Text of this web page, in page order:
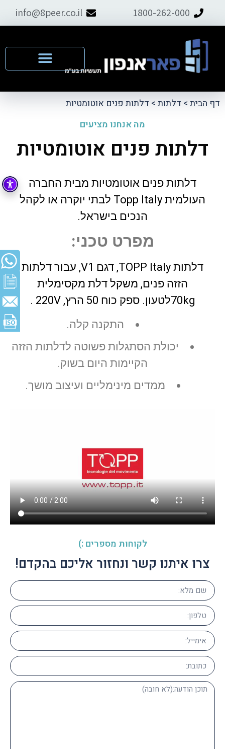
1800-262-000
info@8peer.co.il
דף הבית> דלתות> דלתות פנים אוטומטיות
מה אנחנו מציעים
דלתות פנים אוטומטיות
דלתות פנים אוטומטיות מבית החברה
העולמית Topp Italy לבתי יוקרה או לקהל
הנכים בישראל.
מפרט טכני:
דלתות TOPP Italy, דגם V1, עבור דלתות
הזזה פנים, משקל דלת מקסימלית
70kgלטעון. ספק כוח 50 הרץ, 220V .
התקנה קלה.
יכולת הסתגלות פשוטה לדלתות הזזה
הקיימות היום בשוק.
ממדים מינימליים ועיצוב מושך.
לקוחות מספרים :)
צרו איתנו קשר ונחזור אליכם בהקדם!